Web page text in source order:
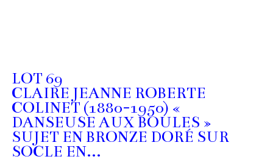
LOT 69
CLAIRE JEANNE ROBERTE
COLINET (1880-1950) «
DANSEUSE AUX BOULES »
SUJET EN BRONZE DORÉ SUR
SOCLE EN...